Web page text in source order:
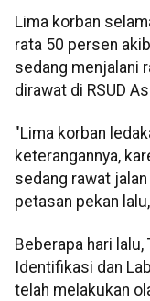
Lima korban
rata 50 persen
sedang menjalani
dirawat di RSUD
"Lima korban
keterangannya,
sedang rawat
petasan pekan
Beberapa hari
Identifikasi dan
telah melakukan